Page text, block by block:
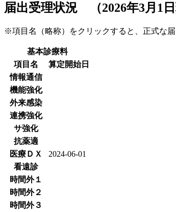
届出受理状況 （2026年3月1日
※項目名（略称）をクリックすると、正式な
基本診療料
項目名
算定開始日
情報通信
機能強化
外来感染
連携強化
サ強化
抗薬適
医療ＤＸ
2024-06-01
看遠診
時間外１
時間外２
時間外３